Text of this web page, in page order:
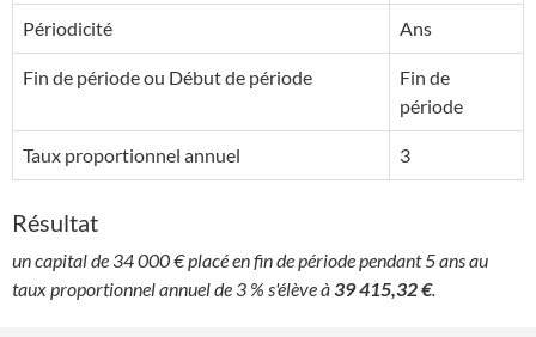
Périodicité Ans
Fin de période ou Début de période
Fin de
période
Taux proportionnel annuel 3
Résultat
un capital de 34 000 € placé en fin de période pendant 5 ans au
taux proportionnel annuel de 3 % s'élève à39 415,32 €.